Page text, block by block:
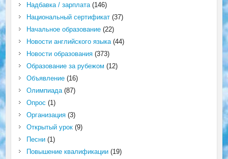
Надбавка / зарплата(146)
Национальный сертификат(37)
Начальное образование(22)
Новости английского языка(44)
Новости образования(373)
Образование за рубежом (12)
Объявление(16)
Олимпиада(87)
Опрос (1)
Организация(3)
Открытый урок(9)
Песни(1)
Повышение квалификации(19)